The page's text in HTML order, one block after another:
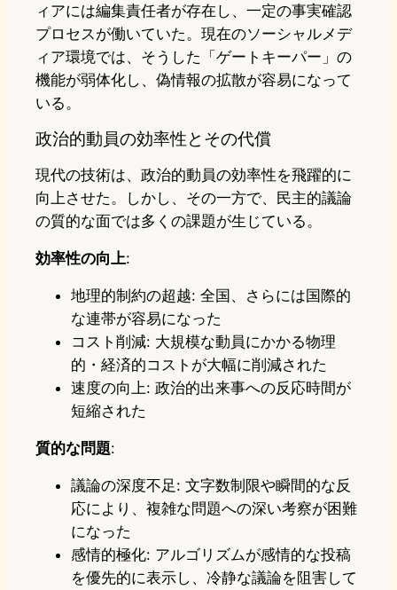
ィアには編集責任者が存在し、一定の事実確認
プロセスが働いていた。現在のソーシャルメデ
ィア環境では、そうした「ゲートキーパー」の
機能が弱体化し、偽情報の拡散が容易になって
いる。
政治的動員の効率性とその代償
現代の技術は、政治的動員の効率性を飛躍的に
向上させた。しかし、その一方で、民主的議論
の質的な面では多くの課題が生じている。
効率性の向上:
地理的制約の超越: 全国、さらには国際的
な連帯が容易になった
コスト削減: 大規模な動員にかかる物理
的・経済的コストが大幅に削減された
速度の向上: 政治的出来事への反応時間が
短縮された
質的な問題:
議論の深度不足: 文字数制限や瞬間的な反
応により、複雑な問題への深い考察が困難
になった
感情的極化: アルゴリズムが感情的な投稿
を優先的に表示し、冷静な議論を阻害して